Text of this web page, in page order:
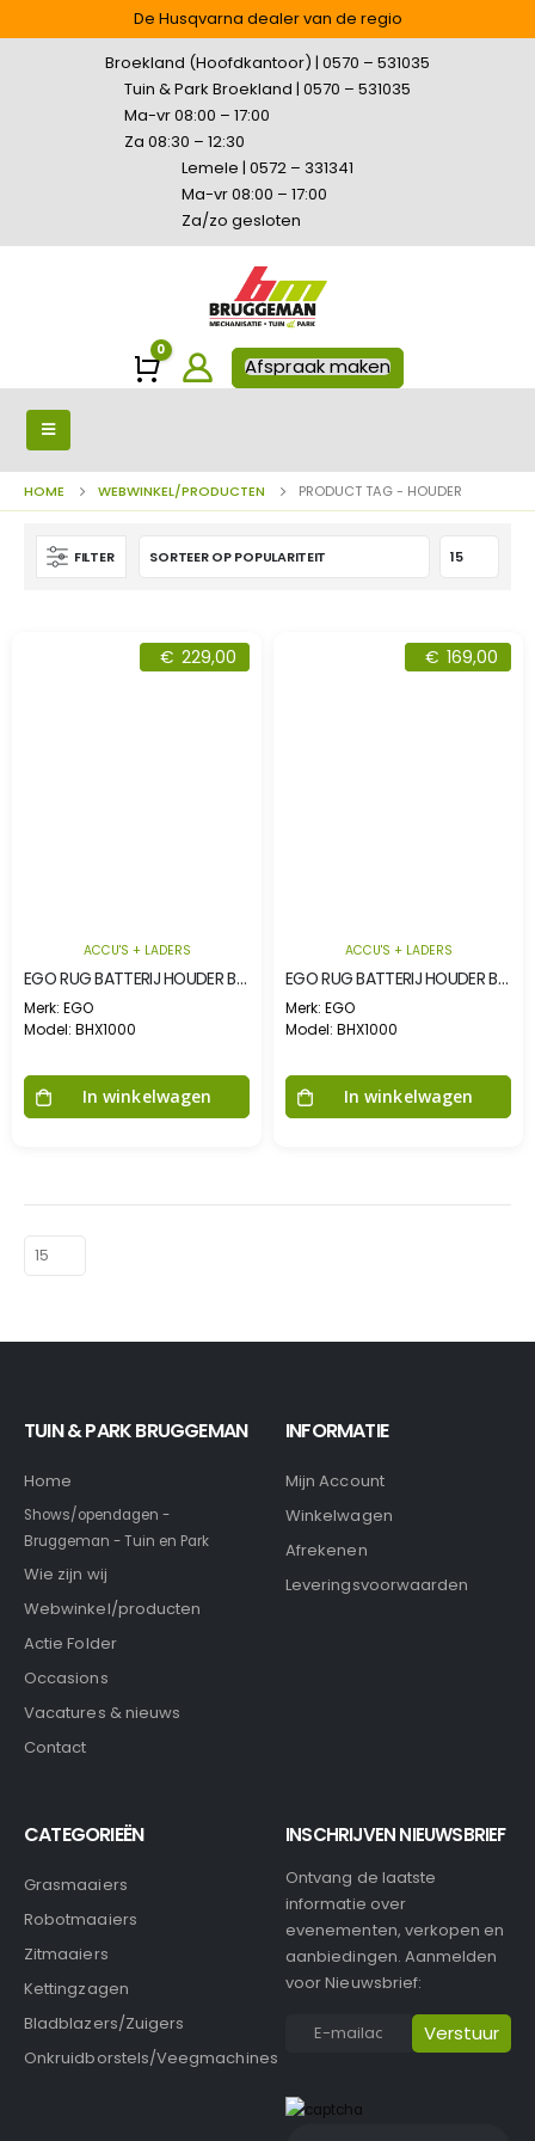
De Husqvarna dealer van de regio
Broekland (Hoofdkantoor) | 0570 – 531035
Tuin & Park Broekland | 0570 – 531035
Ma-vr 08:00 – 17:00
Za 08:30 – 12:30
Lemele | 0572 – 331341
Ma-vr 08:00 – 17:00
Za/zo gesloten
Winkelwagen
0
Afspraak maken
HOME WEBWINKEL/PRODUCTEN PRODUCT TAG - HOUDER
FILTER
€ 229,00
ACCU'S + LADERS
EGO RUG BATTERIJ HOUDER BHX1000 INCLUSIEF KABEL
Merk: EGO
Model: BHX1000
In winkelwagen
€ 169,00
ACCU'S + LADERS
EGO RUG BATTERIJ HOUDER BHX1000 INCLUSIEF KABEL
Merk: EGO
Model: BHX1000
In winkelwagen
TUIN & PARK BRUGGEMAN
Home
Shows/opendagen -
Bruggeman - Tuin en Park
Wie zijn wij
Webwinkel/producten
Actie Folder
Occasions
Vacatures & nieuws
Contact
INFORMATIE
Mijn Account
Winkelwagen
Afrekenen
Leveringsvoorwaarden
CATEGORIEËN
Grasmaaiers
Robotmaaiers
Zitmaaiers
Kettingzagen
Bladblazers/Zuigers
Onkruidborstels/Veegmachines
INSCHRIJVEN NIEUWSBRIEF
Ontvang de laatste
informatie over
evenementen, verkopen en
aanbiedingen. Aanmelden
voor Nieuwsbrief: